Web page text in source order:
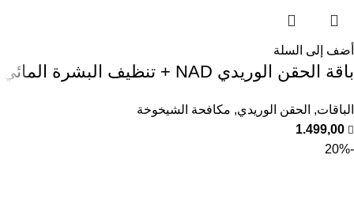
أضف إلى السلة
باقة الحقن الوريدي NAD + تنظيف البشرة المائي
الباقات, الحقن الوريدي, مكافحة الشيخوخة
1.499,00
-20%